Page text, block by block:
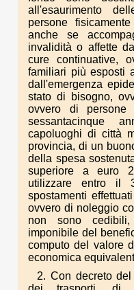
all'esaurimento
persone
anche se
invalidità o affette
cure continuative,
familiari più esposti
dall'emergenza
stato di bisogno,
ovvero di
sessantacinque
capoluoghi di città
provincia, di un
della spesa
superiore a euro
utilizzare entro il
spostamenti
ovvero di noleggio
non sono
imponibile del
computo del valore
economica
2. Con decreto